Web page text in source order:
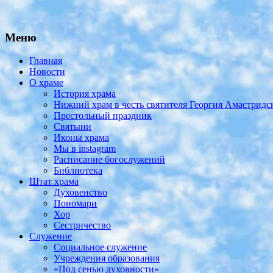
Меню
Главная
Новости
О храме
История храма
Нижний храм в честь святителя Георгия
Престольный праздник
Святыни
Иконы храма
Мы в instagram
Расписание богослужений
Библиотека
Штат храма
Духовенство
Пономари
Хор
Сестричество
Служение
Социальное служение
Учреждения образования
«Под сенью духовности»